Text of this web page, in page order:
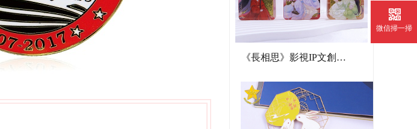
《長相思》影視IP文創亞克力流沙麻將
微信掃一掃